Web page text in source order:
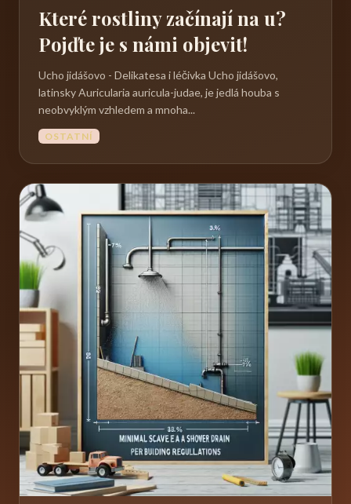
Které rostliny začínají na u?
Pojďte je s námi objevit!
Ucho jidášovo - Delikatesa i léčivka Ucho jidášovo,
latinsky Auricularia auricula-judae, je jedlá houba s
neobvyklým vzhledem a mnoha...
OSTATNÍ